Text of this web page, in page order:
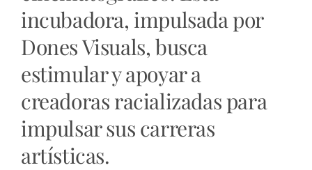
incubadora, impulsada por
Dones Visuals, busca
estimular y apoyar a
creadoras racializadas para
impulsar sus carreras
artísticas.